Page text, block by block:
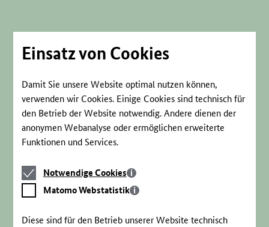
Einsatz von Cookies
Damit Sie unsere Website optimal nutzen können,
verwenden wir Cookies. Einige Cookies sind technisch für
den Betrieb der Website notwendig. Andere dienen der
anonymen Webanalyse oder ermöglichen erweiterte
Funktionen und Services.
Notwendige
Cookies
Notwendige Cookies
Matomo
Webstatistik
Matomo Webstatistik
Diese sind für den Betrieb unserer Website technisch